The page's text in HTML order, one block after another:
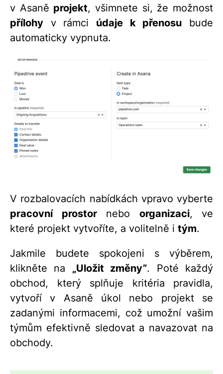
v Asaně projekt, všimnete si, že možnost
přílohy v rámci údaje k přenosu bude
automaticky vypnuta.
V rozbalovacích nabídkách vpravo vyberte
pracovní prostornebo organizaci, ve
které projekt vytvoříte, a volitelně i tým.
Jakmile budete spokojeni s výběrem,
klikněte na „Uložit změny”. Poté každý
obchod, který splňuje kritéria pravidla,
vytvoří v Asaně úkol nebo projekt se
zadanými informacemi, což umožní vašim
týmům efektivně sledovat a navazovat na
obchody.